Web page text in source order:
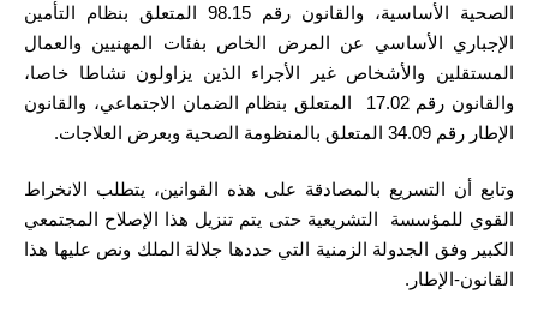
الصحية الأساسية، والقانون رقم 98.15 المتعلق بنظام التأمين
الإجباري الأساسي عن المرض الخاص بفئات المهنيين والعمال
المستقلين والأشخاص غير الأجراء الذين يزاولون نشاطا خاصا،
والقانون رقم 17.02 المتعلق بنظام الضمان الاجتماعي، والقانون
الإطار رقم 34.09 المتعلق بالمنظومة الصحية وبعرض العلاجات.
وتابع أن التسريع بالمصادقة على هذه القوانين، يتطلب الانخراط
القوي للمؤسسة التشريعية حتى يتم تنزيل هذا الإصلاح المجتمعي
الكبير وفق الجدولة الزمنية التي حددها جلالة الملك ونص عليها هذا
القانون-الإطار.